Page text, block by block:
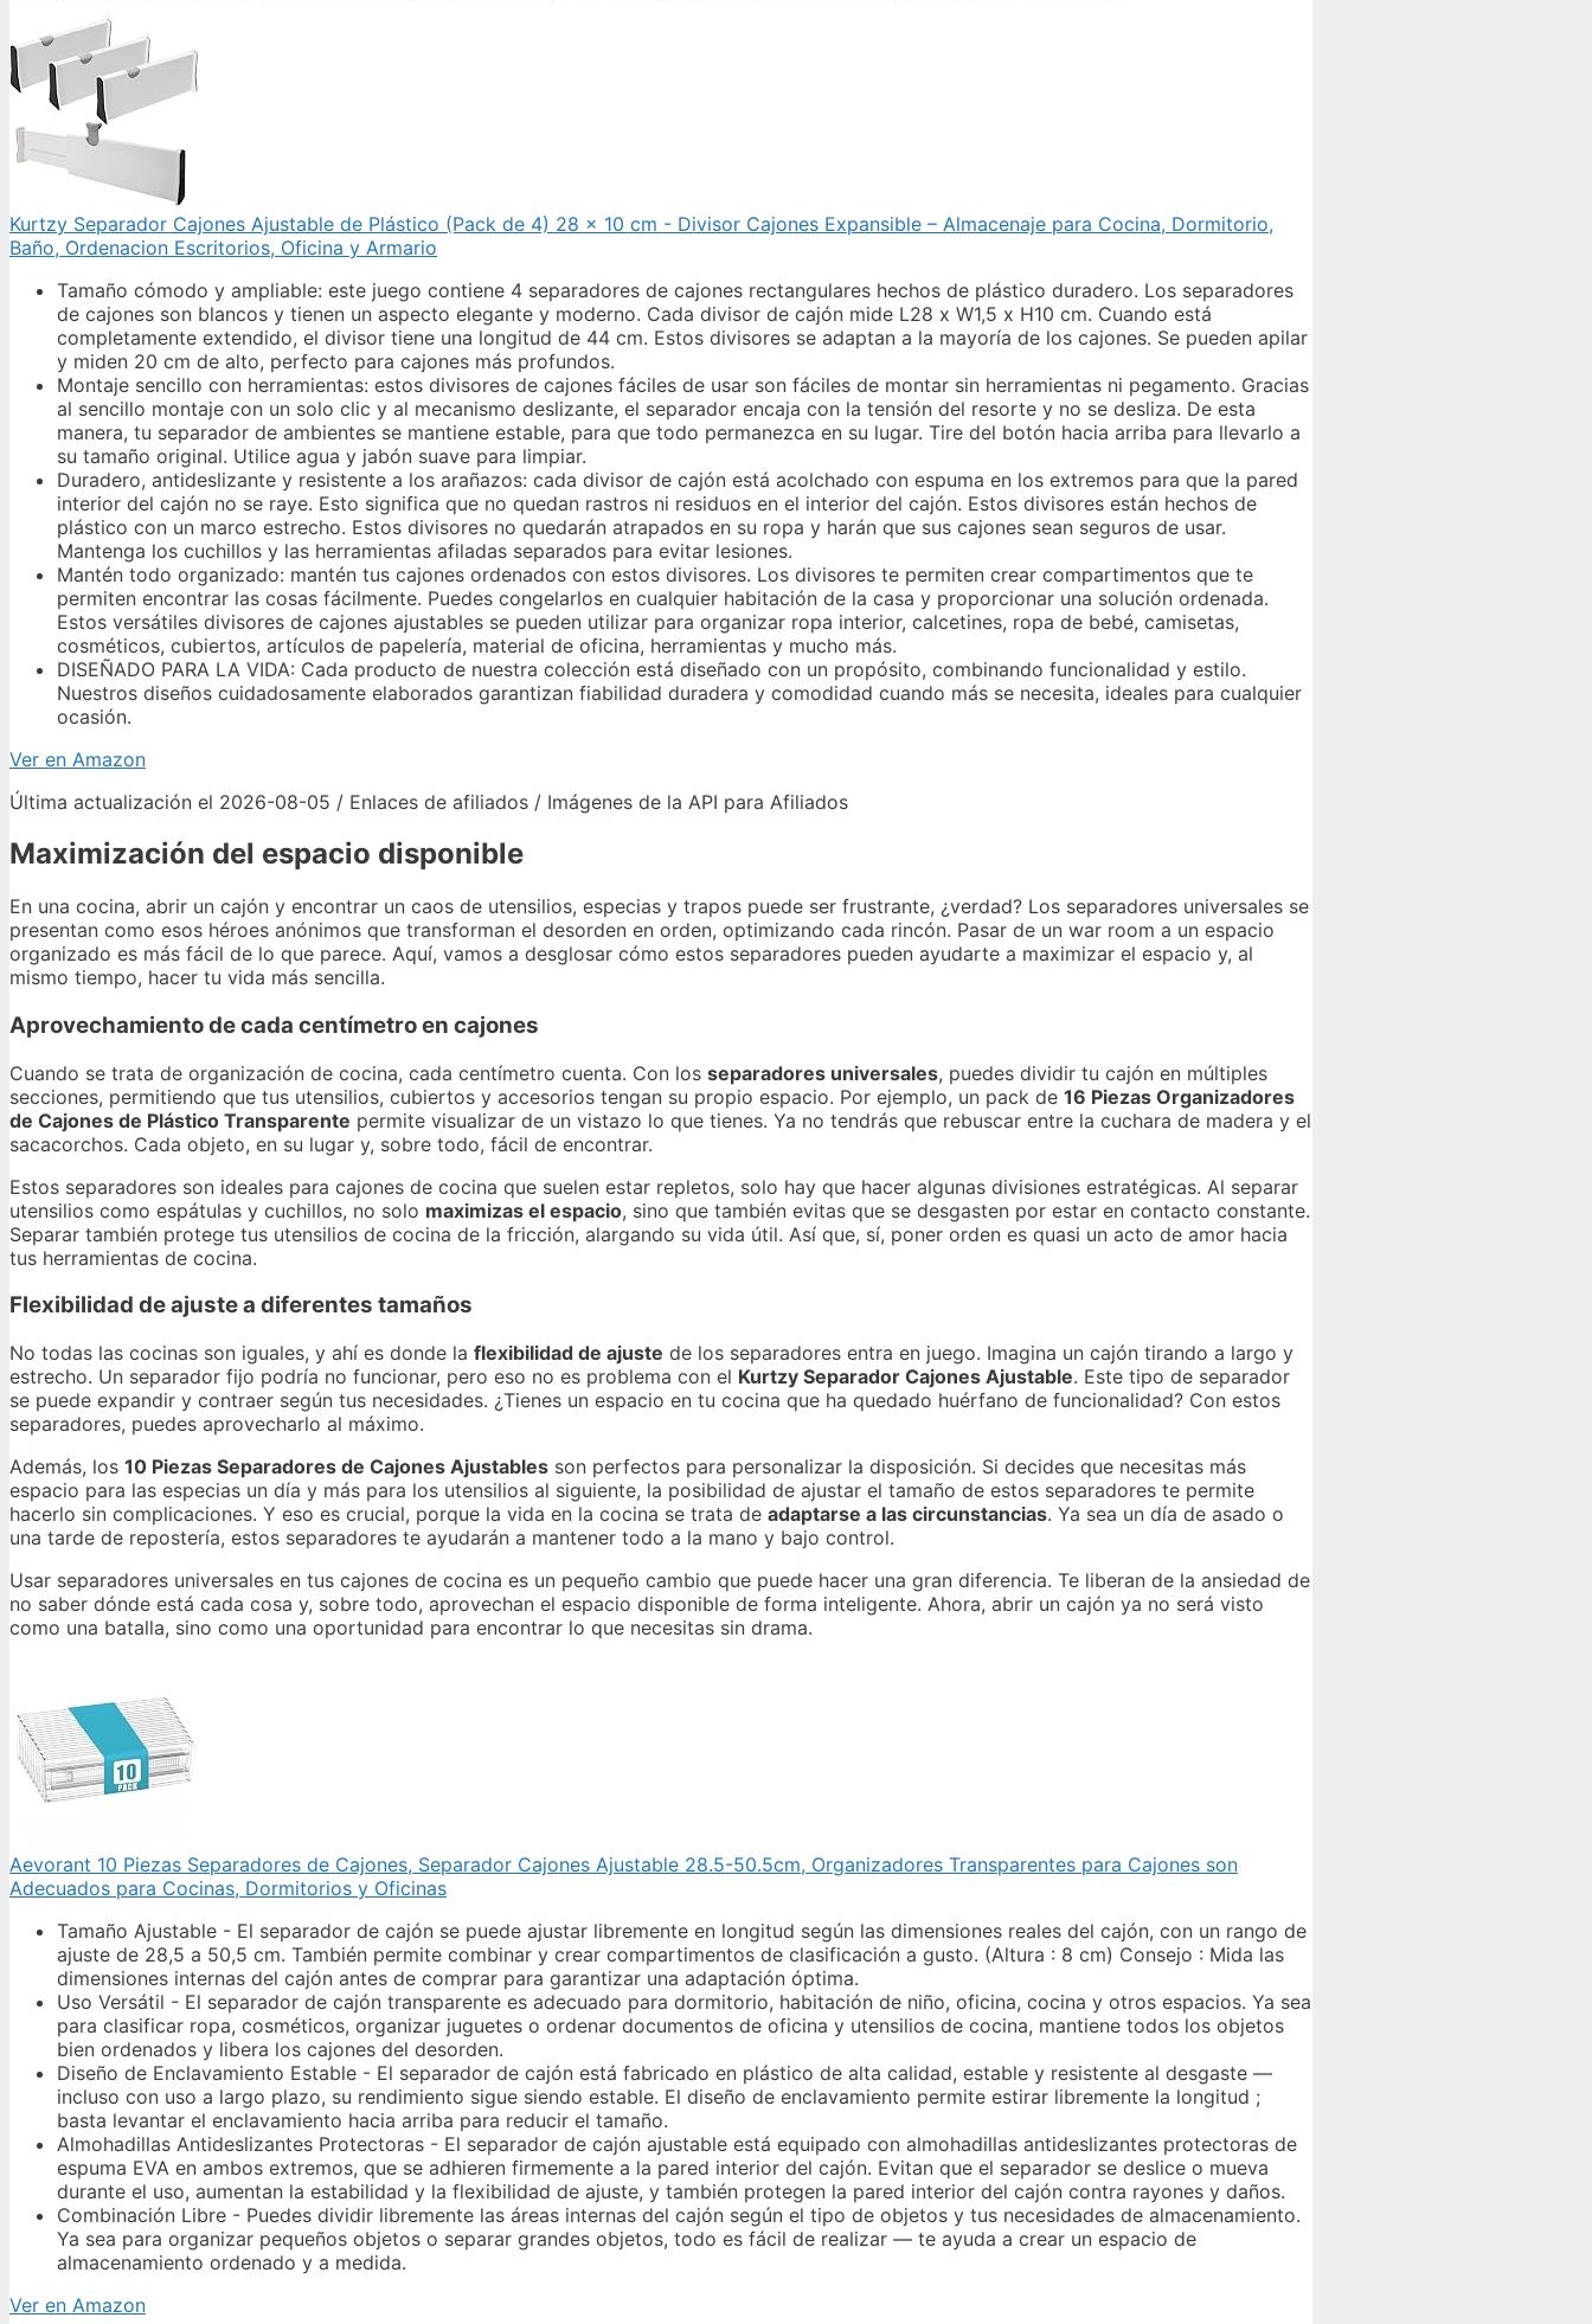
Kurtzy Separador Cajones Ajustable de Plástico (Pack de 4) 28 x 10 cm - Divisor Cajones Expansible – Almacenaje para Cocina, Dormitorio,
Baño, Ordenacion Escritorios, Oficina y Armario
Tamaño cómodo y ampliable: este juego contiene 4 separadores de cajones rectangulares hechos de plástico duradero. Los separadores
de cajones son blancos y tienen un aspecto elegante y moderno. Cada divisor de cajón mide L28 x W1,5 x H10 cm. Cuando está
completamente extendido, el divisor tiene una longitud de 44 cm. Estos divisores se adaptan a la mayoría de los cajones. Se pueden apilar
y miden 20 cm de alto, perfecto para cajones más profundos.
Montaje sencillo con herramientas: estos divisores de cajones fáciles de usar son fáciles de montar sin herramientas ni pegamento. Gracias
al sencillo montaje con un solo clic y al mecanismo deslizante, el separador encaja con la tensión del resorte y no se desliza. De esta
manera, tu separador de ambientes se mantiene estable, para que todo permanezca en su lugar. Tire del botón hacia arriba para llevarlo a
su tamaño original. Utilice agua y jabón suave para limpiar.
Duradero, antideslizante y resistente a los arañazos: cada divisor de cajón está acolchado con espuma en los extremos para que la pared
interior del cajón no se raye. Esto significa que no quedan rastros ni residuos en el interior del cajón. Estos divisores están hechos de
plástico con un marco estrecho. Estos divisores no quedarán atrapados en su ropa y harán que sus cajones sean seguros de usar.
Mantenga los cuchillos y las herramientas afiladas separados para evitar lesiones.
Mantén todo organizado: mantén tus cajones ordenados con estos divisores. Los divisores te permiten crear compartimentos que te
permiten encontrar las cosas fácilmente. Puedes congelarlos en cualquier habitación de la casa y proporcionar una solución ordenada.
Estos versátiles divisores de cajones ajustables se pueden utilizar para organizar ropa interior, calcetines, ropa de bebé, camisetas,
cosméticos, cubiertos, artículos de papelería, material de oficina, herramientas y mucho más.
DISEÑADO PARA LA VIDA: Cada producto de nuestra colección está diseñado con un propósito, combinando funcionalidad y estilo.
Nuestros diseños cuidadosamente elaborados garantizan fiabilidad duradera y comodidad cuando más se necesita, ideales para cualquier
ocasión.
Ver en Amazon
Última actualización el 2026-08-05 / Enlaces de afiliados / Imágenes de la API para Afiliados
Maximización del espacio disponible
En una cocina, abrir un cajón y encontrar un caos de utensilios, especias y trapos puede ser frustrante, ¿verdad? Los separadores universales se
presentan como esos héroes anónimos que transforman el desorden en orden, optimizando cada rincón. Pasar de un war room a un espacio
organizado es más fácil de lo que parece. Aquí, vamos a desglosar cómo estos separadores pueden ayudarte a maximizar el espacio y, al
mismo tiempo, hacer tu vida más sencilla.
Aprovechamiento de cada centímetro en cajones
Cuando se trata de organización de cocina, cada centímetro cuenta. Con los separadores universales, puedes dividir tu cajón en múltiples
secciones, permitiendo que tus utensilios, cubiertos y accesorios tengan su propio espacio. Por ejemplo, un pack de 16 Piezas Organizadores
de Cajones de Plástico Transparente permite visualizar de un vistazo lo que tienes. Ya no tendrás que rebuscar entre la cuchara de madera y el
sacacorchos. Cada objeto, en su lugar y, sobre todo, fácil de encontrar.
Estos separadores son ideales para cajones de cocina que suelen estar repletos, solo hay que hacer algunas divisiones estratégicas. Al separar
utensilios como espátulas y cuchillos, no solo maximizas el espacio, sino que también evitas que se desgasten por estar en contacto constante.
Separar también protege tus utensilios de cocina de la fricción, alargando su vida útil. Así que, sí, poner orden es quasi un acto de amor hacia
tus herramientas de cocina.
Flexibilidad de ajuste a diferentes tamaños
No todas las cocinas son iguales, y ahí es donde la flexibilidad de ajuste de los separadores entra en juego. Imagina un cajón tirando a largo y
estrecho. Un separador fijo podría no funcionar, pero eso no es problema con el Kurtzy Separador Cajones Ajustable. Este tipo de separador
se puede expandir y contraer según tus necesidades. ¿Tienes un espacio en tu cocina que ha quedado huérfano de funcionalidad? Con estos
separadores, puedes aprovecharlo al máximo.
Además, los 10 Piezas Separadores de Cajones Ajustables son perfectos para personalizar la disposición. Si decides que necesitas más
espacio para las especias un día y más para los utensilios al siguiente, la posibilidad de ajustar el tamaño de estos separadores te permite
hacerlo sin complicaciones. Y eso es crucial, porque la vida en la cocina se trata de adaptarse a las circunstancias. Ya sea un día de asado o
una tarde de repostería, estos separadores te ayudarán a mantener todo a la mano y bajo control.
Usar separadores universales en tus cajones de cocina es un pequeño cambio que puede hacer una gran diferencia. Te liberan de la ansiedad de
no saber dónde está cada cosa y, sobre todo, aprovechan el espacio disponible de forma inteligente. Ahora, abrir un cajón ya no será visto
como una batalla, sino como una oportunidad para encontrar lo que necesitas sin drama.
Aevorant 10 Piezas Separadores de Cajones, Separador Cajones Ajustable 28.5-50.5cm, Organizadores Transparentes para Cajones son
Adecuados para Cocinas, Dormitorios y Oficinas
Tamaño Ajustable - El separador de cajón se puede ajustar libremente en longitud según las dimensiones reales del cajón, con un rango de
ajuste de 28,5 a 50,5 cm. También permite combinar y crear compartimentos de clasificación a gusto. (Altura : 8 cm) Consejo : Mida las
dimensiones internas del cajón antes de comprar para garantizar una adaptación óptima.
Uso Versátil - El separador de cajón transparente es adecuado para dormitorio, habitación de niño, oficina, cocina y otros espacios. Ya sea
para clasificar ropa, cosméticos, organizar juguetes o ordenar documentos de oficina y utensilios de cocina, mantiene todos los objetos
bien ordenados y libera los cajones del desorden.
Diseño de Enclavamiento Estable - El separador de cajón está fabricado en plástico de alta calidad, estable y resistente al desgaste —
incluso con uso a largo plazo, su rendimiento sigue siendo estable. El diseño de enclavamiento permite estirar libremente la longitud ;
basta levantar el enclavamiento hacia arriba para reducir el tamaño.
Almohadillas Antideslizantes Protectoras - El separador de cajón ajustable está equipado con almohadillas antideslizantes protectoras de
espuma EVA en ambos extremos, que se adhieren firmemente a la pared interior del cajón. Evitan que el separador se deslice o mueva
durante el uso, aumentan la estabilidad y la flexibilidad de ajuste, y también protegen la pared interior del cajón contra rayones y daños.
Combinación Libre - Puedes dividir libremente las áreas internas del cajón según el tipo de objetos y tus necesidades de almacenamiento.
Ya sea para organizar pequeños objetos o separar grandes objetos, todo es fácil de realizar — te ayuda a crear un espacio de
almacenamiento ordenado y a medida.
Ver en Amazon